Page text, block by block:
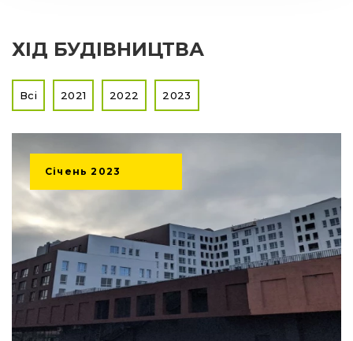
ХІД БУДІВНИЦТВА
Всі 2021 2022 2023
Січень 2023